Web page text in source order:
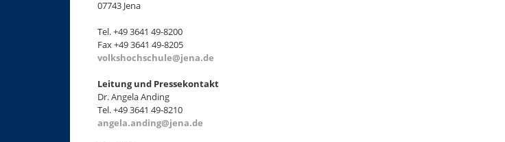
07743 Jena
Tel. +49 3641 49-8200
Fax +49 3641 49-8205
volkshochschule@jena.de
Leitung und Pressekontakt
Dr. Angela Anding
Tel. +49 3641 49-8210
angela.anding@jena.de